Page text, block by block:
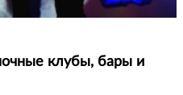
клубы, бары и